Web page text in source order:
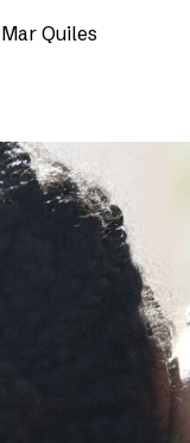
Quiles